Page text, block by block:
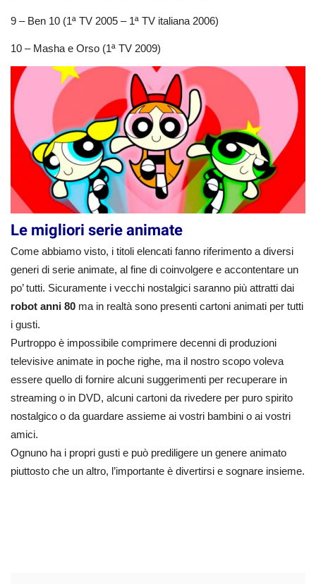
9 – Ben 10 (1ª TV 2005 – 1ª TV italiana 2006)
10 – Masha e Orso (1ª TV 2009)
Le migliori serie animate
Come abbiamo visto, i titoli elencati fanno riferimento a diversi
generi di serie animate, al fine di coinvolgere e accontentare un
po’ tutti. Sicuramente i vecchi nostalgici saranno più attratti dai
robot anni 80 ma in realtà sono presenti cartoni animati per tutti
i gusti.
Purtroppo è impossibile comprimere decenni di produzioni
televisive animate in poche righe, ma il nostro scopo voleva
essere quello di fornire alcuni suggerimenti per recuperare in
streaming o in DVD, alcuni cartoni da rivedere per puro spirito
nostalgico o da guardare assieme ai vostri bambini o ai vostri
amici.
Ognuno ha i propri gusti e può prediligere un genere animato
piuttosto che un altro, l’importante è divertirsi e sognare insieme.